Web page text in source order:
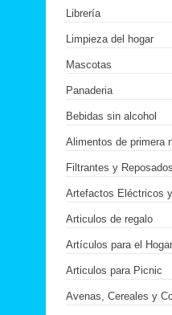
Librería
Limpieza del hogar
Mascotas
Panaderia
Bebidas sin alcohol
Alimentos de primera
Filtrantes y Reposados
Artefactos Eléctricos
Articulos de regalo
Artículos para el Hogar
Articulos para Picnic
Avenas, Cereales y